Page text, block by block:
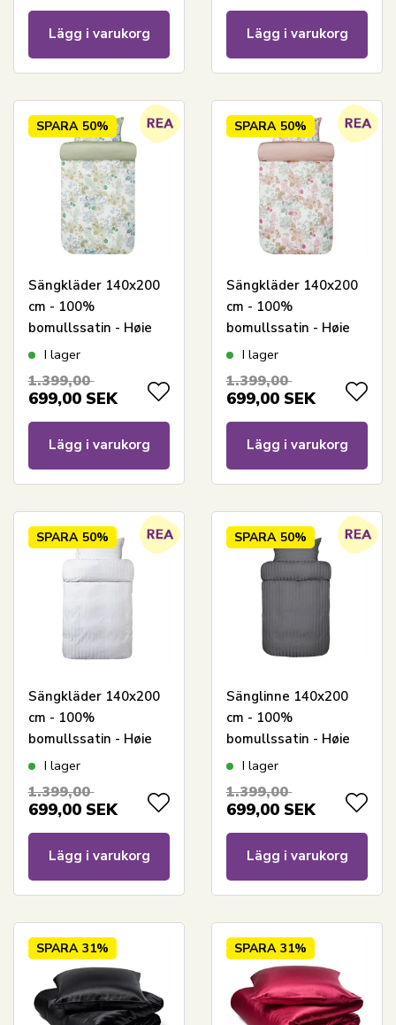
Lägg i varukorg Lägg i varukorg
SPARA 50%
Sängkläder 140x200
cm - 100%
bomullssatin - Høie
Of Scandinavia -
Green
I lager
1.399,00
699,00 SEK
Lägg i varukorg
SPARA 50%
Sängkläder 140x200
cm - 100%
bomullssatin - Høie
Of Scandinavia -
I lager
1.399,00
699,00 SEK
Lägg i varukorg
SPARA 50%
Sängkläder 140x200
cm - 100%
bomullssatin - Høie
Of Scandinavia -
I lager
1.399,00
699,00 SEK
Lägg i varukorg
SPARA 50%
Sänglinne 140x200
cm - 100%
bomullssatin - Høie
Of Scandinavia -
I lager
1.399,00
699,00 SEK
Lägg i varukorg
SPARA 31% SPARA 31%